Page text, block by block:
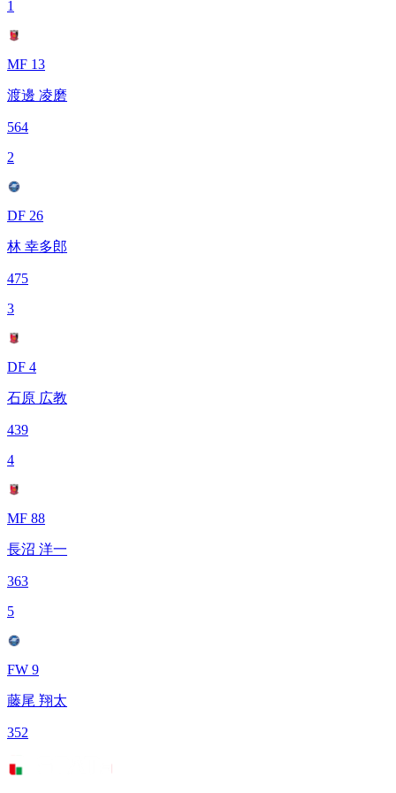
1
MF 13
渡邊 凌磨
564
2
DF 26
林 幸多郎
475
3
DF 4
石原 広教
439
4
MF 88
長沼 洋一
363
5
FW 9
藤尾 翔太
352